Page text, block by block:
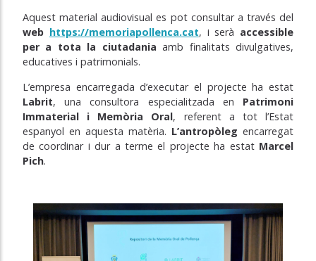
Aquest material audiovisual es pot consultar a través del
web https://memoriapollenca.cat, i serà accessible
per a tota la ciutadania amb finalitats divulgatives,
educatives i patrimonials.
L’empresa encarregada d’executar el projecte ha estat
Labrit, una consultora especialitzada en Patrimoni
Immaterial i Memòria Oral, referent a tot l’Estat
espanyol en aquesta matèria. L’antropòleg encarregat
de coordinar i dur a terme el projecte ha estat Marcel
Pich.